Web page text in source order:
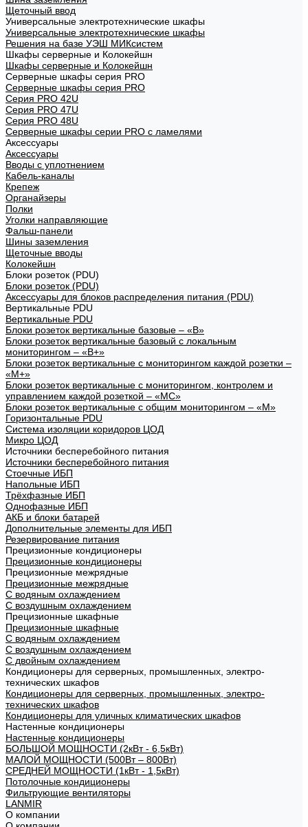
Щеточный ввод
Универсальные электротехнические шкафы
Универсальные электротехнические шкафы
Решения на базе УЭШ МИКсистем
Шкафы серверные и Колокейшн
Шкафы серверные и Колокейшн
Серверные шкафы серия PRO
Серверные шкафы серия PRO
Серия PRO 42U
Серия PRO 47U
Серия PRO 48U
Серверные шкафы серии PRO с ламелями
Аксессуары
Аксессуары
Вводы с уплотнением
Кабель-каналы
Крепеж
Органайзеры
Полки
Уголки направляющие
Фальш-панели
Шины заземления
Щеточные вводы
Колокейшн
Блоки розеток (PDU)
Блоки розеток (PDU)
Аксессуары для блоков распределения питания (PDU)
Вертикальные PDU
Вертикальные PDU
Блоки розеток вертикальные базовые – «В»
Блоки розеток вертикальные базовый с локальным
мониторингом – «В+»
Блоки розеток вертикальные с мониторингом каждой розетки –
«М+»
Блоки розеток вертикальные с мониторингом, контролем и
управлением каждой розеткой – «МС»
Блоки розеток вертикальные с общим мониторингом – «М»
Горизонтальные PDU
Система изоляции коридоров ЦОД
Микро ЦОД
Источники бесперебойного питания
Источники бесперебойного питания
Стоечные ИБП
Напольные ИБП
Трёхфазные ИБП
Однофазные ИБП
АКБ и блоки батарей
Дополнительные элементы для ИБП
Резервирование питания
Прецизионные кондиционеры
Прецизионные кондиционеры
Прецизионные межрядные
Прецизионные межрядные
С водяным охлаждением
С воздушным охлаждением
Прецизионные шкафные
Прецизионные шкафные
С водяным охлаждением
С воздушным охлаждением
С двойным охлаждением
Кондиционеры для серверных, промышленных, электро-
технических шкафов
Кондиционеры для серверных, промышленных, электро-
технических шкафов
Кондиционеры для уличных климатических шкафов
Настенные кондиционеры
Настенные кондиционеры
БОЛЬШОЙ МОЩНОСТИ (2кВт - 6,5кВт)
МАЛОЙ МОЩНОСТИ (500Вт – 800Вт)
СРЕДНЕЙ МОЩНОСТИ (1кВт - 1,5кВт)
Потолочные кондиционеры
Фильтрующие вентиляторы
LANMIR
О компании